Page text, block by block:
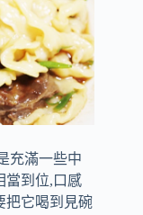
充滿一些中
當到位,口感
把它喝到見碗